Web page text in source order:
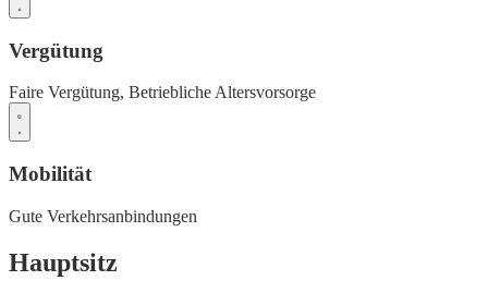
Vergütung
Faire Vergütung, Betriebliche Altersvorsorge
Mobilität
Gute Verkehrsanbindungen
Hauptsitz